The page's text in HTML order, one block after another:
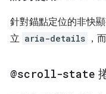
針對錨點定位的非快
立 aria-details ，
@scroll-state